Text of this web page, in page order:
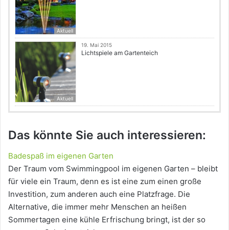
Aktuell
Aktuell
19. Mai 2015
Lichtspiele am Gartenteich
Das könnte Sie auch interessieren:
Badespaß im eigenen Garten
Der Traum vom Swimmingpool im eigenen Garten – bleibt
für viele ein Traum, denn es ist eine zum einen große
Investition, zum anderen auch eine Platzfrage. Die
Alternative, die immer mehr Menschen an heißen
Sommertagen eine kühle Erfrischung bringt, ist der so